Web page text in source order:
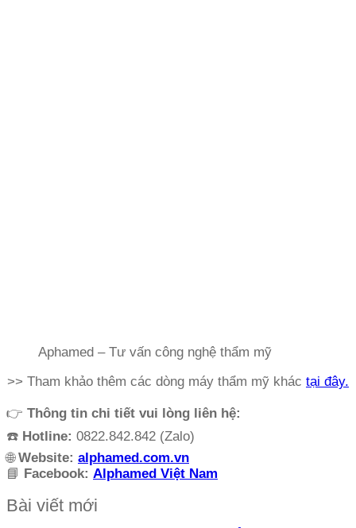
Aphamed – Tư vấn công nghệ thẩm mỹ
>> Tham khảo thêm các dòng máy thẩm mỹ khác tại đây.
👉 Thông tin chi tiết vui lòng liên hệ:
☎️ Hotline: 0822.842.842 (Zalo)
🌐Website: alphamed.com.vn
📘 Facebook: Alphamed Việt Nam
Bài viết mới